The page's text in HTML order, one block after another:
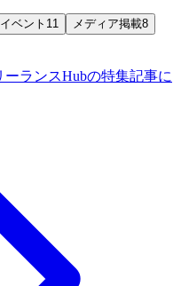
イベント 11 メディア掲載8
ーランスHubの特集記事に